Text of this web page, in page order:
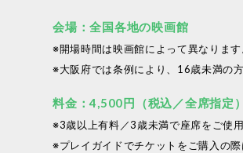
会場：全国各地の映画館
※開場時間は映画館によって異なります
※大阪府では条例により、16歳未満の
料金：4,500円（税込／全席指定
※3歳以上有料／3歳未満で座席をご使
※プレイガイドでチケットをご購入の